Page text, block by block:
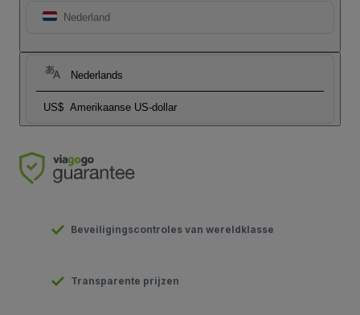
Nederland
Nederlands
US$ Amerikaanse US-dollar
Beveiligingscontroles van wereldklasse
Transparente prijzen